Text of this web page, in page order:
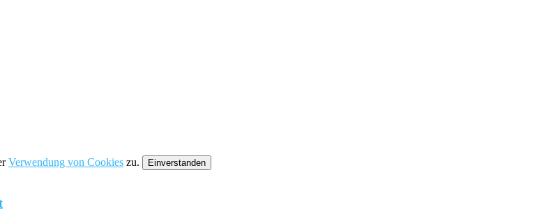
Verwendung von Cookies zu. Einverstanden